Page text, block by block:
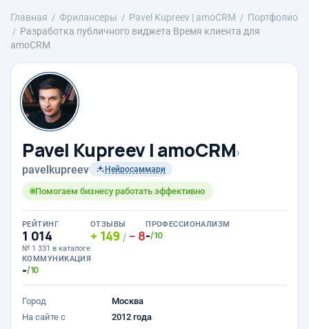
Главная Фрилансеры Pavel Kupreev | amoCRM
Портфолио
Разработка публичного виджета Время клиента для
amoCRM
Pavel Kupreev | amoCRM›
pavelkupreev Нейросаммари
Помогаем бизнесу работать эффективно
РЕЙТИНГ
1 014
№ 1 331 в каталоге
ОТЗЫВЫ
149 / 8
ПРОФЕССИОНАЛИЗМ
-/10
КОММУНИКАЦИЯ
-/10
Город
Москва
На сайте с
2012 года